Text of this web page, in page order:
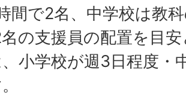
間で2名、中学校は教
の支援員の配置を目
小学校が週3日程度・